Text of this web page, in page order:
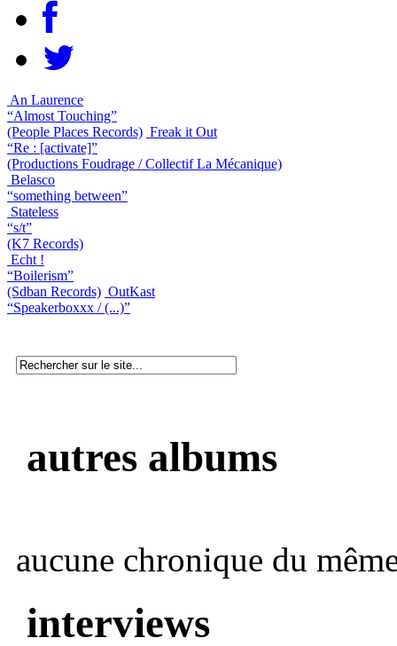
An Laurence
“Almost Touching”
(People Places Records) Freak it Out
“Re : [activate]”
(Productions Foudrage / Collectif La Mécanique)
Belasco
“something between”
Stateless
“s/t”
(K7 Records)
Echt !
“Boilerism”
(Sdban Records) OutKast
“Speakerboxxx / (...)”
autres albums
aucune chronique du
interviews